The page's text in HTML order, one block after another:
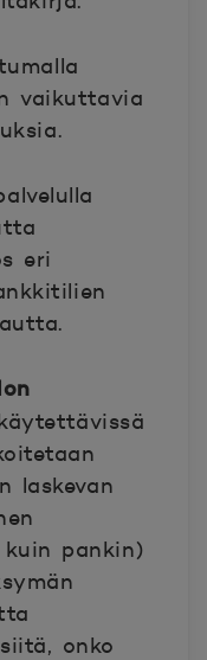
vaikuttavia
eri
laskevan
pankin)
onko